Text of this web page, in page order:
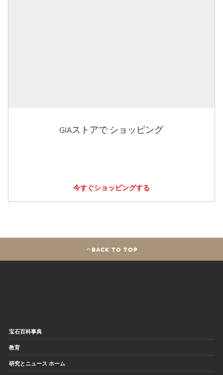
GIAストアで ショッピング
今すぐショッピングする
BACK TO TOP
宝石百科事典
教育
研究とニュース ホーム